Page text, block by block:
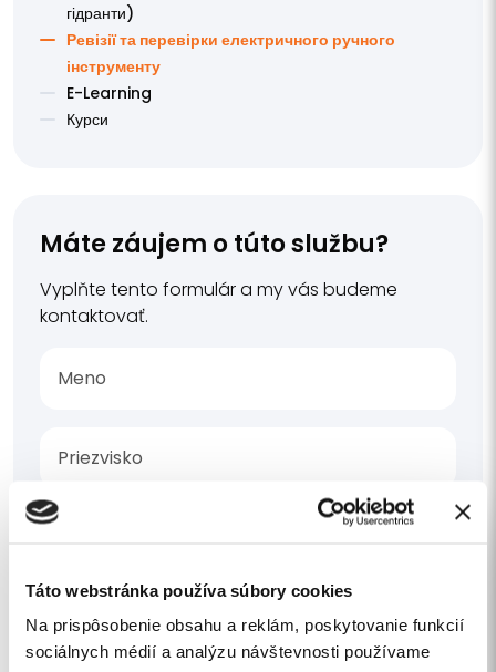
Táto webstránka používa súbory cookies
Na prispôsobenie obsahu a reklám, poskytovanie funkcií
sociálnych médií a analýzu návštevnosti používame
гідранти)
Ревізії та перевірки електричного ручного
інструменту
E-Learning
Курси
Máte záujem o túto službu?
Vyplňte tento formulár a my vás budeme
kontaktovať.